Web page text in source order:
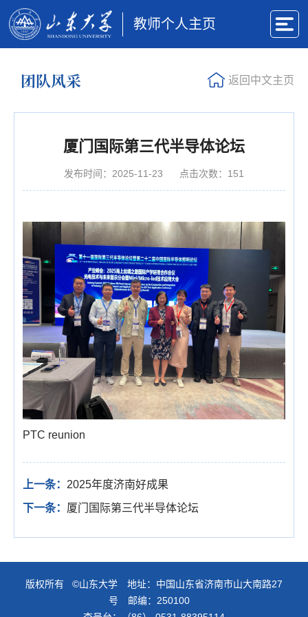
教师个人主页
团队风采 返回中文主页
厦门国际第三代半导体论坛
发布时间：2025-11-23 点击次数： 151
PTC reunion
上一条： 2025年度济南好成果
下一条： 厦门国际第三代半导体论坛
版权所有 ©山东大学 地址：中国山东省济南市山大南路27
号 邮编：250100